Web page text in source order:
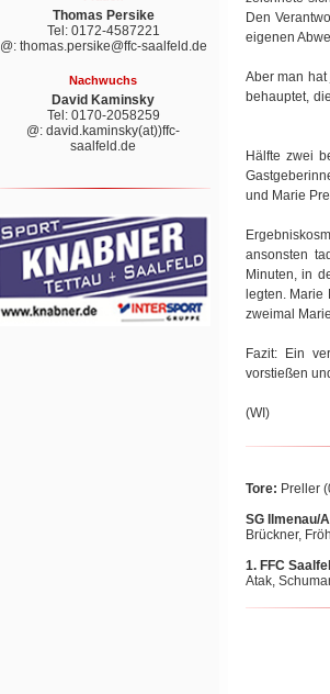
Thomas Persike
Tel: 0172-4587221
@: thomas.persike@ffc-saalfeld.de
Nachwuchs
David Kaminsky
Tel: 0170-2058259
@: david.kaminsky(at))ffc-
saalfeld.de
Den
eigenen
Aber man
behauptet,
Hälfte zwei
und Marie
ansonsten
Minuten, in
legten.
zweimal
Fazit: Ein
vorstießen
(WI)
Tore: Preller
SG Ilmenau/
Brückner,
1. FFC
Atak,